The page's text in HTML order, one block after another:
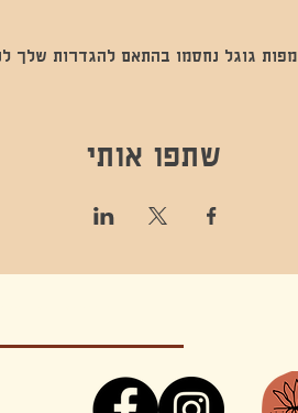
מפות גוגל נחסמו בהתאם להגדרות שלך
שתפו אותי